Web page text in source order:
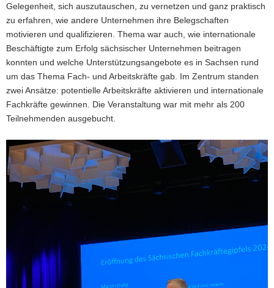
Gelegenheit, sich auszutauschen, zu vernetzen und ganz praktisch
zu erfahren, wie andere Unternehmen ihre Belegschaften
motivieren und qualifizieren. Thema war auch, wie internationale
Beschäftigte zum Erfolg sächsischer Unternehmen beitragen
konnten und welche Unterstützungsangebote es in Sachsen rund
um das Thema Fach- und Arbeitskräfte gab. Im Zentrum standen
zwei Ansätze: potentielle Arbeitskräfte aktivieren und internationale
Fachkräfte gewinnen. Die Veranstaltung war mit mehr als 200
Teilnehmenden ausgebucht.